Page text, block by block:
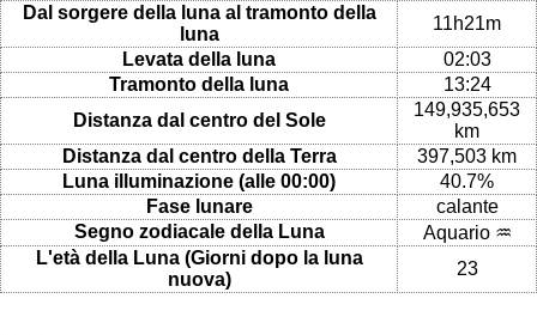
Dal sorgere della luna al tramonto della
luna
11h21m
Levata della luna
02:03
Tramonto della luna
13:24
Distanza dal centro del Sole
149,935,653
km
Distanza dal centro della Terra
397,503 km
Luna illuminazione (alle 00:00)
40.7%
Fase lunare
calante
Segno zodiacale della Luna
Aquario ♒
L'età della Luna (Giorni dopo la luna
nuova)
23